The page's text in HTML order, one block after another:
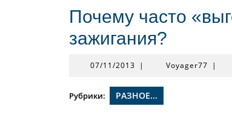
Почему часто
зажигания?
07/11/2013 07/11/2013
| Voyager77 |
Рубрики: РАЗНОЕ...